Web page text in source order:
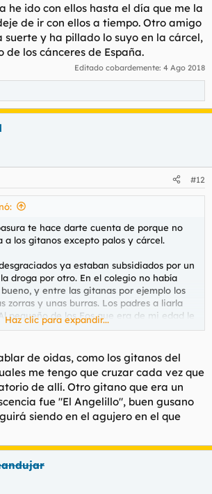
he ido con ellos hasta el día que me la
de ir con ellos a tiempo. Otro amigo
y ha pillado lo suyo en la cárcel,
de los cánceres de España.
Editado cobardemente: 4 Ago 2018
#12
te hace darte cuenta de porque no
a los gitanos excepto palos y cárcel.
ya estaban subsidiados por un
droga por otro. En el colegio no había
y entre las gitanas por ejemplo los
zorras y unas burras. Los padres a liarla
pequeño de los Fos que era de mi edad le
luego el mayor venía en plan justiciero
eras de allí otra familia de entonces los
a diestro y siniestro a todos, un día
por separado en Músico Ginés, en esto
me veo a dos hermanas mayores que
y tuve que salir por pies, le aplané la
el camino de casa al colegio era una
para que no te atacase algún gitano, todo
y vertederos de yonkis.
Haz clic para expandir...
de oidas, como los gitanos del
me tengo que cruzar cada vez que
de allí. Otro gitano que era un
fue "El Angelillo", buen gusano
siendo en el agujero en el que